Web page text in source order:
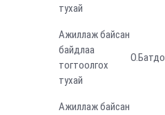
тухай
Ажиллаж байсан
байдлаа
тогтоолгох
тухай
Ажиллаж байсан